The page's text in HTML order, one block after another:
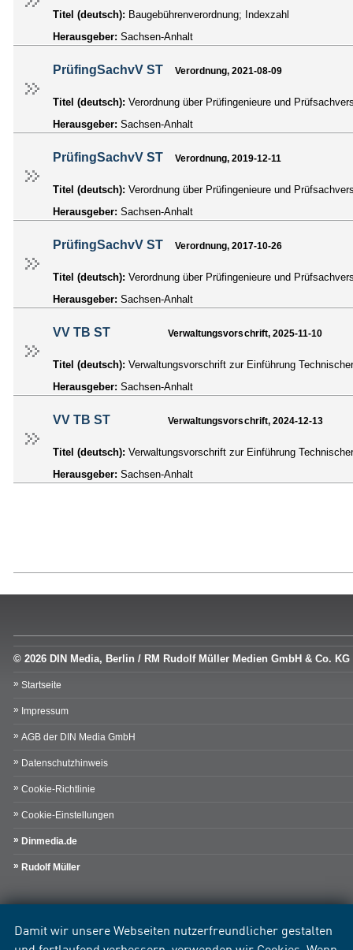
Damit wir unsere Webseiten nutzerfreundlicher gestalten
Titel (deutsch): Baugebührenverordnung; Indexzahl
Herausgeber: Sachsen-Anhalt
PrüfingSachvV ST Verordnung, 2021-08-09
Titel (deutsch): Verordnung über Prüfingenieure und
Herausgeber: Sachsen-Anhalt
PrüfingSachvV ST Verordnung, 2019-12-11
Titel (deutsch): Verordnung über Prüfingenieure und
Herausgeber: Sachsen-Anhalt
PrüfingSachvV ST Verordnung, 2017-10-26
Titel (deutsch): Verordnung über Prüfingenieure und
Herausgeber: Sachsen-Anhalt
VV TB ST Verwaltungsvorschrift, 2025-11-10
Titel (deutsch): Verwaltungsvorschrift zur Einführung
Herausgeber: Sachsen-Anhalt
VV TB ST Verwaltungsvorschrift, 2024-12-13
Titel (deutsch): Verwaltungsvorschrift zur Einführung
Herausgeber: Sachsen-Anhalt
© 2026 DIN Media, Berlin / RM Rudolf Müller Medien GmbH & Co. KG
Startseite
Impressum
AGB der DIN Media GmbH
Datenschutzhinweis
Cookie-Richtlinie
Cookie-Einstellungen
Dinmedia.de
Rudolf Müller